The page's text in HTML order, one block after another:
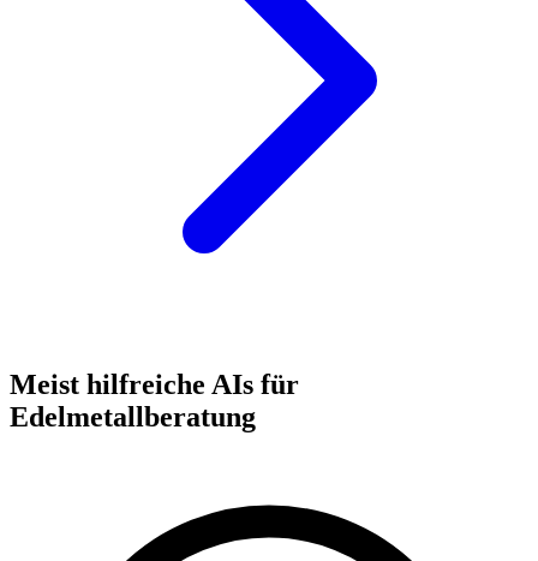
Meist hilfreiche AIs für
Edelmetallberatung